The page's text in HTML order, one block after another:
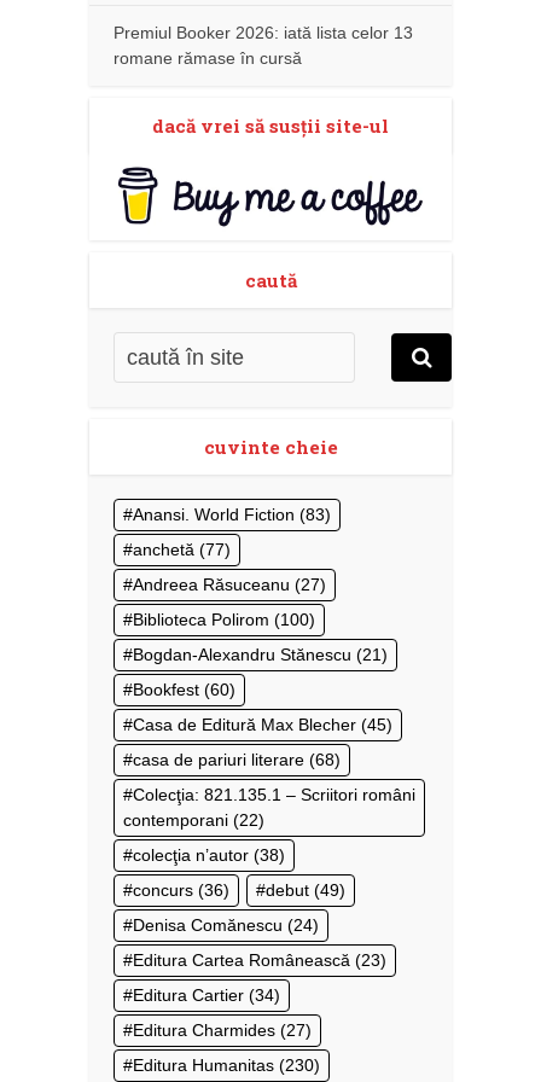
Premiul Booker 2026: iată lista celor 13
romane rămase în cursă
dacă vrei să susţii site-ul
caută
cuvinte cheie
Anansi. World Fiction (83)
anchetă (77)
Andreea Răsuceanu (27)
Biblioteca Polirom (100)
Bogdan-Alexandru Stănescu (21)
Bookfest (60)
Casa de Editură Max Blecher (45)
casa de pariuri literare (68)
Colecţia: 821.135.1 – Scriitori români
contemporani (22)
colecţia n’autor (38)
concurs (36) debut (49)
Denisa Comănescu (24)
Editura Cartea Românească (23)
Editura Cartier (34)
Editura Charmides (27)
Editura Humanitas (230)